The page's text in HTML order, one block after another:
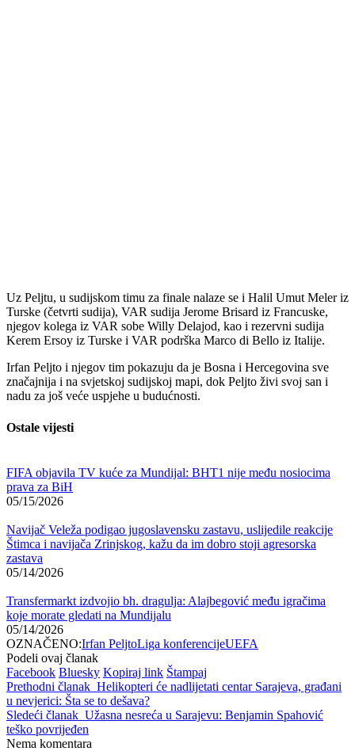
Uz Peljtu, u sudijskom timu za finale nalaze se i Halil Umut Meler iz
Turske (četvrti sudija), VAR sudija Jerome Brisard iz Francuske,
njegov kolega iz VAR sobe Willy Delajod, kao i rezervni sudija
Kerem Ersoy iz Turske i VAR podrška Marco di Bello iz Italije.
Irfan Peljto i njegov tim pokazuju da je Bosna i Hercegovina sve
značajnija i na svjetskoj sudijskoj mapi, dok Peljto živi svoj san i
nadu za još veće uspjehe u budućnosti.
Ostale vijesti
FIFA objavila TV kuće za Mundijal: BHT1 nije među nosiocima
prava za BiH
05/15/2026
Navijač Veleža podigao jugoslavensku zastavu, uslijedile reakcije
Štimca i navijača Zrinjskog, kažu da im dobro stoji agresorska
zastava
05/14/2026
Transfermarkt izdvojio bh. dragulja: Alajbegović među igračima
koje morate gledati na Mundijalu
05/14/2026
OZNAČENO:Irfan PeljtoLiga konferencijeUEFA
Podeli ovaj članak
Facebook Bluesky Kopiraj link Štampaj
Prethodni članak Helikopteri će nadlijetati centar Sarajeva, građani
u nevjerici: Šta se to dešava?
Sledeći članak Užasna nesreća u Sarajevu: Benjamin Spahović
teško povrijeđen
Nema komentara